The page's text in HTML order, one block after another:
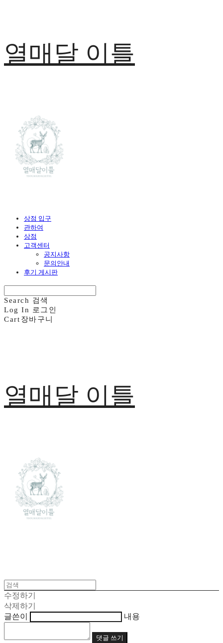
열매달 이틀
상점 입구
관하여
상점
고객센터
공지사항
문의안내
후기 게시판
Search 검색
Log In
로그인
Cart 장바구니
열매달 이틀
수정하기
삭제하기
글쓴이
내용
댓글 쓰기